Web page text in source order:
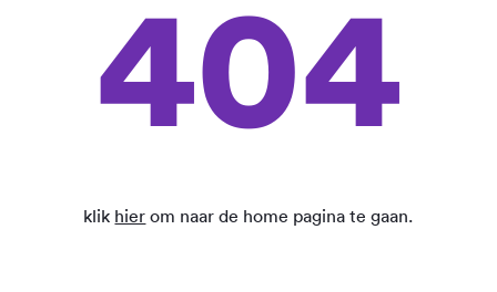
404
klik hier om naar de home pagina te gaan.